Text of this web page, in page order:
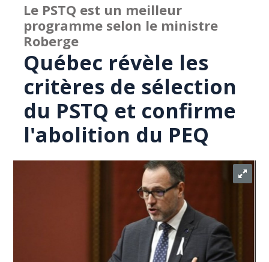
Le PSTQ est un meilleur
programme selon le ministre
Roberge
Québec révèle les
critères de sélection
du PSTQ et confirme
l'abolition du PEQ